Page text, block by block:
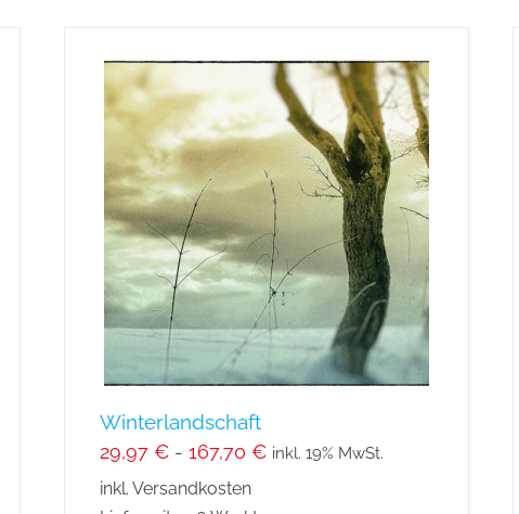
mehrere
Varianten
auf.
Optionen
können
auf
der
Produktseite
gewählt
werden
Winterlandschaft
29,97€ -167,70€ inkl. 19% MwSt.
inkl. Versandkosten